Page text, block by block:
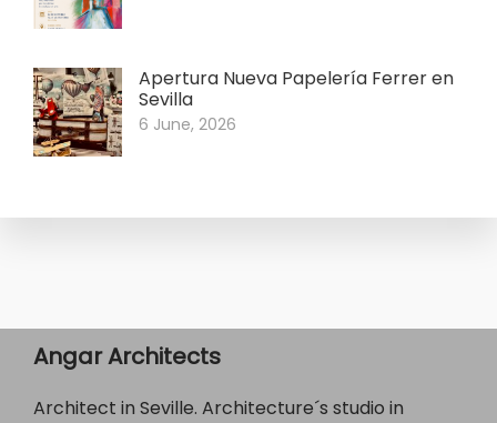
Apertura Nueva Papelería Ferrer en
Sevilla
6 June, 2026
Angar Architects
Architect in Seville. Architecture´s studio in